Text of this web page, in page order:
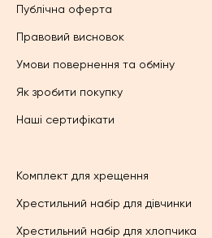
Публічна оферта
Правовий висновок
Умови повернення та обміну
Як зробити покупку
Наші сертифікати
Комплект для хрещення
Хрестильний набір для дівчинки
Хрестильний набір для хлопчика